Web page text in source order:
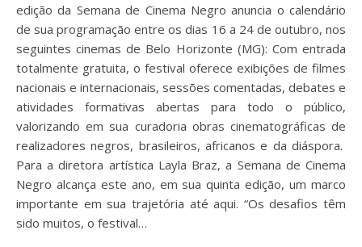
edição da Semana de Cinema Negro anuncia o calendário
de sua programação entre os dias 16 a 24 de outubro, nos
seguintes cinemas de Belo Horizonte (MG): Com entrada
totalmente gratuita, o festival oferece exibições de filmes
nacionais e internacionais, sessões comentadas, debates e
atividades formativas abertas para todo o público,
valorizando em sua curadoria obras cinematográficas de
realizadores negros, brasileiros, africanos e da diáspora.
Para a diretora artística Layla Braz, a Semana de Cinema
Negro alcança este ano, em sua quinta edição, um marco
importante em sua trajetória até aqui. “Os desafios têm
sido muitos, o festival…